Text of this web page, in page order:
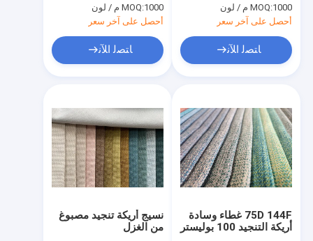
MOQ:1000 م / لون
أحصل على آخر سعر
ﺎﺘﺼﻟ ﺍﻶﻧ
MOQ:1000 م / لون
أحصل على آخر سعر
ﺎﺘﺼﻟ ﺍﻶﻧ
نسيج أريكة تنجيد مصبوغ
من الغزل
75D 144F غطاء وسادة
أريكة التنجيد 100 بوليستر